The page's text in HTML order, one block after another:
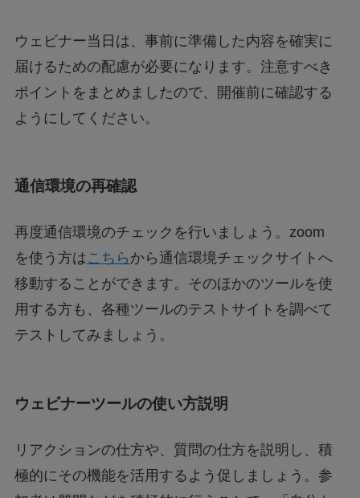
ウェビナー当日は、事前に準備した内容を確実に
届けるための配慮が必要になります。注意すべき
ポイントをまとめましたので、開催前に確認する
ようにしてください。
通信環境の再確認
再度通信環境のチェックを行いましょう。zoom
を使う方は こちら から通信環境チェックサイトへ
移動することができます。そのほかのツールを使
用する方も、各種ツールのテストサイトを調べて
テストしてみましょう。
ウェビナーツールの使い方説明
リアクションの仕方や、質問の仕方を説明し、積
極的にその機能を活用するよう促しましょう。参